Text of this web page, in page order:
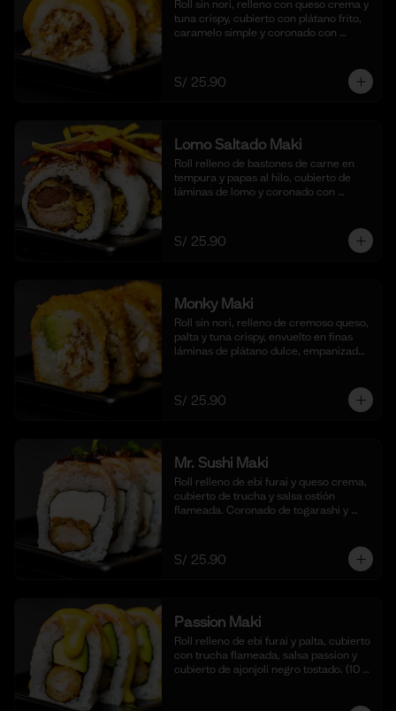
Roll sin nori, relleno con queso crema y
tuna crispy, cubierto con plátano frito,
caramelo simple y coronado con
S/ 25.90
Lomo Saltado Maki
Roll relleno de bastones de carne en
tempura y papas al hilo, cubierto de
láminas de lomo y coronado con
Acompañado de nuestra salsa shoyu.
(10 cortes)
S/ 25.90
Monky Maki
Roll sin nori, relleno de cremoso queso,
palta y tuna crispy, envuelto en finas
láminas de plátano dulce, empanizado
maracuyá y quinua crocante. (10
cortes).
S/ 25.90
Mr. Sushi Maki
Roll relleno de ebi furai y queso crema,
cubierto de trucha y salsa ostión
flameada. Coronado de togarashi y
S/ 25.90
Passion Maki
Roll relleno de ebi furai y palta, cubierto
con trucha flameada, salsa passion y
cubierto de ajonjolí negro tostado. (10